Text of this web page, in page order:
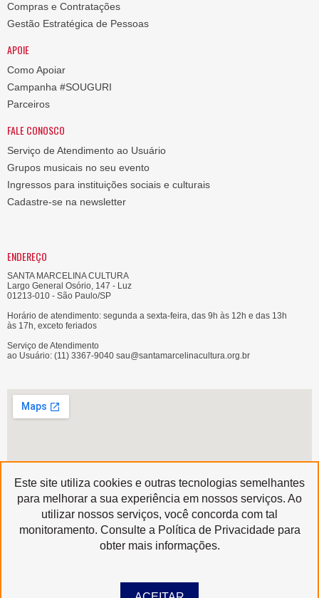
Compras e Contratações
Gestão Estratégica de Pessoas
APOIE
Como Apoiar
Campanha #SOUGURI
Parceiros
FALE CONOSCO
Serviço de Atendimento ao Usuário
Grupos musicais no seu evento
Ingressos para instituições sociais e culturais
Cadastre-se na newsletter
ENDEREÇO
SANTA MARCELINA CULTURA
Largo General Osório, 147 - Luz
01213-010 - São Paulo/SP
Horário de atendimento: segunda a sexta-feira, das 9h às 12h e das 13h
às 17h, exceto feriados
Serviço de Atendimento
ao Usuário: (11) 3367-9040 sau@santamarcelinacultura.org.br
Produzido por
Copyright © 2020 | Santa Marcelina Cultura • Todos os Direitos Reservados
Este site utiliza cookies e outras tecnologias semelhantes
para melhorar a sua experiência em nossos serviços. Ao
utilizar nossos serviços, você concorda com tal
monitoramento. Consulte a Política de Privacidade para
obter mais informações.